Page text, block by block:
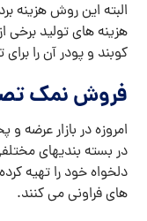
البته این روش هزینه
هزینه های تولید برخی
کوبند و پودر آن را
فروش نمک
امروزه در بازار
در بسته بندیهای
دلخواه خود را تهیه
های فراونی می کنند.